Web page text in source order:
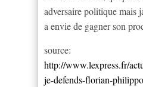
adversaire politique mais
a envie de gagner son
source:
http://www.lexpress.fr/
je-defends-florian-